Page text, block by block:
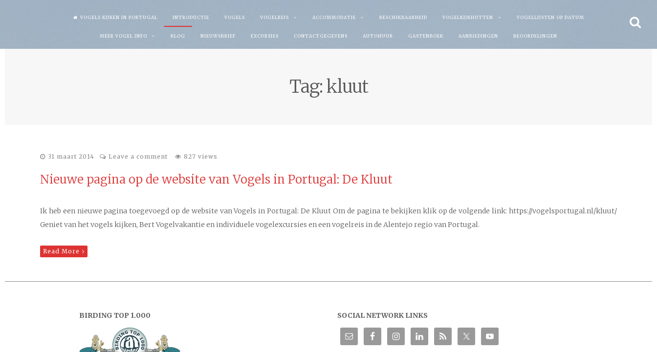
VOGELS KIJKEN IN PORTUGAL INTRODUCTIE VOGELS VOGELREIS ACCOMMODATIE BESCHIKBAARHEID VOGELKIJKHUTTEN VOGELLIJSTEN OP DATUM
MEER VOGEL INFO BLOG NIEUWSBRIEF EXCURSIES CONTACTGEGEVENS AUTOHUUR GASTENBOEK AANBIEDINGEN BEOORDELINGEN
Tag: kluut
31 maart 2014 Leave a comment 827 views
Nieuwe pagina op de website van Vogels in Portugal: De Kluut
Ik heb een nieuwe pagina toegevoegd op de website van Vogels in Portugal: De Kluut Om de pagina te bekijken klik op de volgende link: https://vogelsportugal.nl/kluut/
Geniet van het vogels kijken, Bert Vogelvakantie en individuele vogelexcursies en een vogelreis in de Alentejo regio van Portugal.
Read More
BIRDING TOP 1.000 SOCIAL NETWORK LINKS